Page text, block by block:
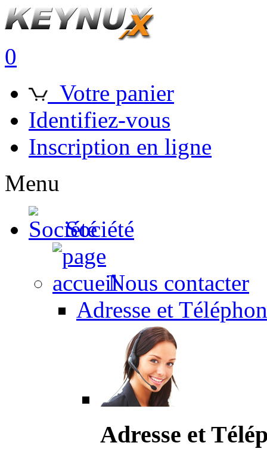
0
Votre panier
Identifiez-vous
Inscription en ligne
Menu
Société
Nous contacter
Adresse et
Adresse et